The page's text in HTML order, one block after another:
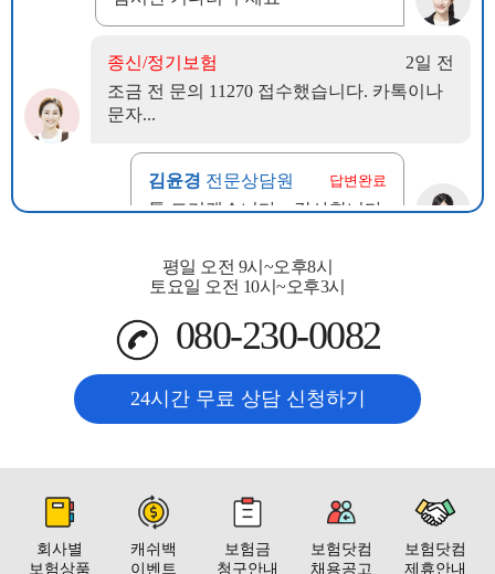
평일 오전 9시~오후8시
토요일 오전 10시~오후3시
080-230-0082
24시간 무료 상담 신청하기
회사별
보험상품
캐쉬백
이벤트
보험금
청구안내
보험닷컴
채용공고
보험닷컴
제휴안내